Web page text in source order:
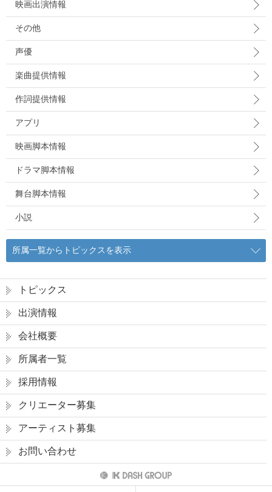
映画出演情報
その他
声優
楽曲提供情報
作詞提供情報
アプリ
映画脚本情報
ドラマ脚本情報
舞台脚本情報
小説
所属一覧からトピックスを表示
トピックス
出演情報
会社概要
所属者一覧
採用情報
クリエーター募集
アーティスト募集
お問い合わせ